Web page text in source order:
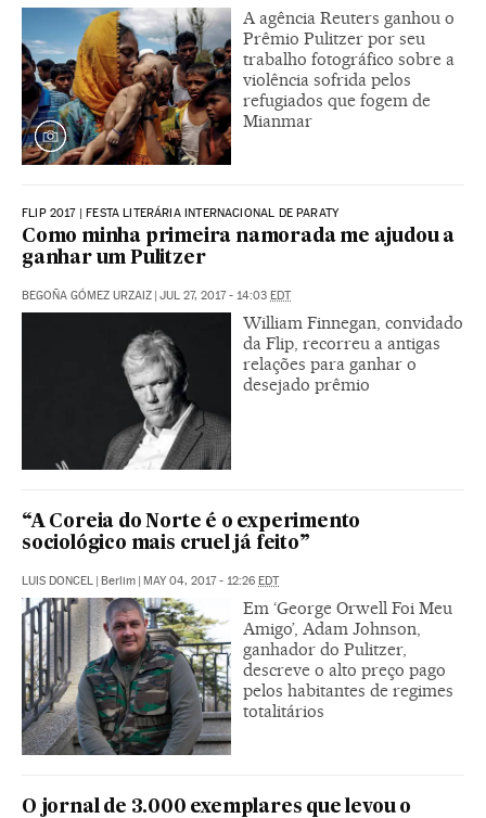
A agência Reuters ganhou o
Prêmio Pulitzer por seu
trabalho fotográfico sobre a
violência sofrida pelos
refugiados que fogem de
Mianmar
FLIP 2017 | FESTA LITERÁRIA INTERNACIONAL DE PARATY
Como minha primeira namorada me ajudou a
ganhar um Pulitzer
BEGOÑA GÓMEZ URZAIZ | JUL 27, 2017 - 14:03 EDT
William Finnegan, convidado
da Flip, recorreu a antigas
relações para ganhar o
desejado prêmio
“A Coreia do Norte é o experimento
sociológico mais cruel já feito”
LUIS DONCEL | Berlim | MAY 04, 2017 - 12:26 EDT
Em ‘George Orwell Foi Meu
Amigo’, Adam Johnson,
ganhador do Pulitzer,
descreve o alto preço pago
pelos habitantes de regimes
totalitários
O jornal de 3.000 exemplares que levou o